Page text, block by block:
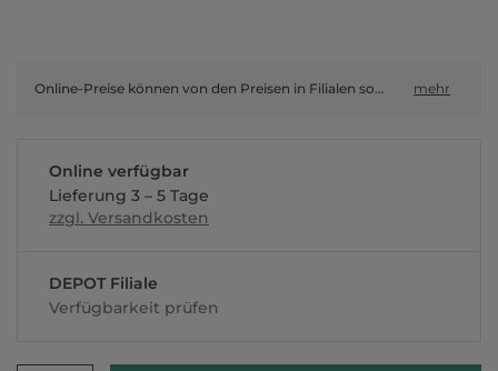
Online-Preise können von den Preisen in Filialen sowie Shop-in-Shop-Flächen abweichen. mehr
Online verfügbar
Lieferung 3 – 5 Tage
zzgl. Versandkosten
DEPOT Filiale
Verfügbarkeit prüfen